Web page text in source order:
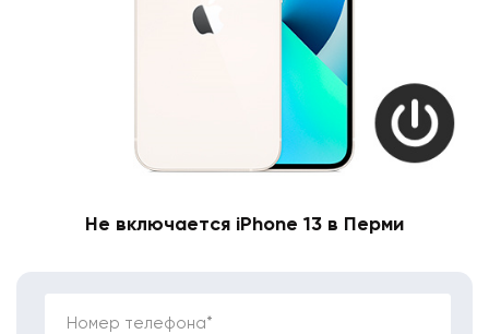
Не включается iPhone 13 в Перми
Номер телефона*